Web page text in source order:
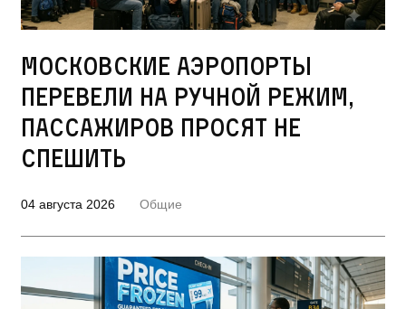
Московские аэропорты
перевели на ручной режим,
пассажиров просят не
спешить
04 августа 2026 Общие